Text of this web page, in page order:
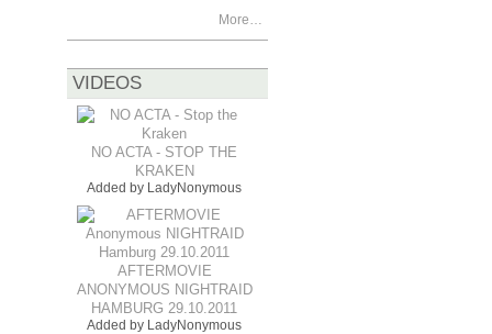
More…
VIDEOS
NO ACTA - STOP THE
KRAKEN
Added by LadyNonymous
AFTERMOVIE
ANONYMOUS NIGHTRAID
HAMBURG 29.10.2011
Added by LadyNonymous